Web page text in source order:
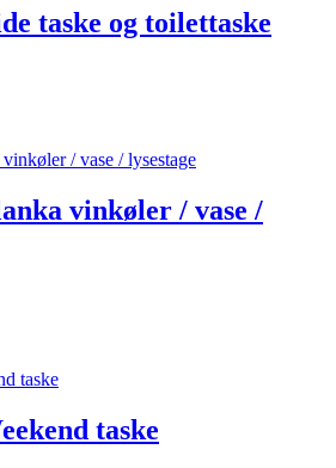
taske og toilettaske
vinkøler / vase /
taske